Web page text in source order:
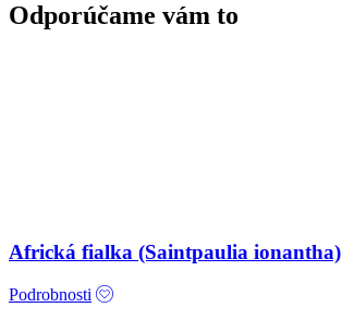
Odporúčame vám to
Africká fialka (Saintpaulia ionantha)
Podrobnosti